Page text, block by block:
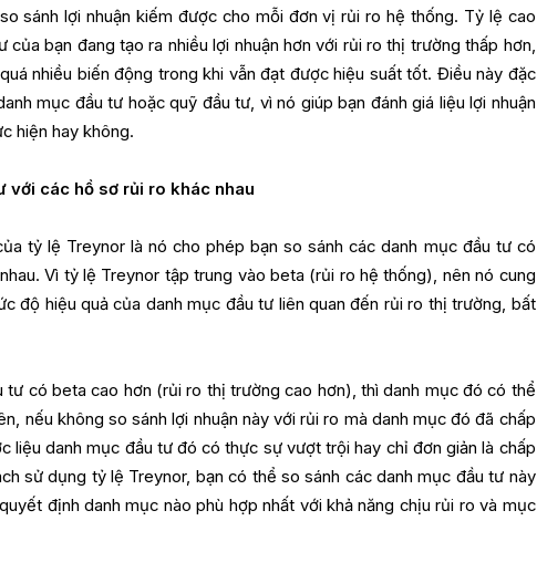
sánh lợi nhuận kiếm được cho mỗi đơn vị rủi ro hệ thống. Tỷ lệ cao
bạn đang tạo ra nhiều lợi nhuận hơn với rủi ro thị trường thấp hơn,
nhiều biến động trong khi vẫn đạt được hiệu suất tốt. Điều này đặc
mục đầu tư hoặc quỹ đầu tư, vì nó giúp bạn đánh giá liệu lợi nhuận
hiện hay không.
với các hồ sơ rủi ro khác nhau
tỷ lệ Treynor là nó cho phép bạn so sánh các danh mục đầu tư có
Vì tỷ lệ Treynor tập trung vào beta (rủi ro hệ thống), nên nó cung
độ hiệu quả của danh mục đầu tư liên quan đến rủi ro thị trường, bất
tư có beta cao hơn (rủi ro thị trường cao hơn), thì danh mục đó có thể
nếu không so sánh lợi nhuận này với rủi ro mà danh mục đó đã chấp
liệu danh mục đầu tư đó có thực sự vượt trội hay chỉ đơn giản là chấp
sử dụng tỷ lệ Treynor, bạn có thể so sánh các danh mục đầu tư này
định danh mục nào phù hợp nhất với khả năng chịu rủi ro và mục